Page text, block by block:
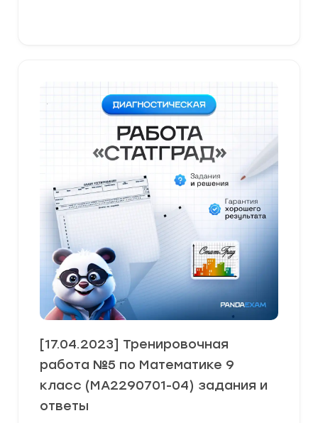
[17.04.2023] Тренировочная
работа №5 по Математике 9
класс (МА2290701-04) задания и
ответы